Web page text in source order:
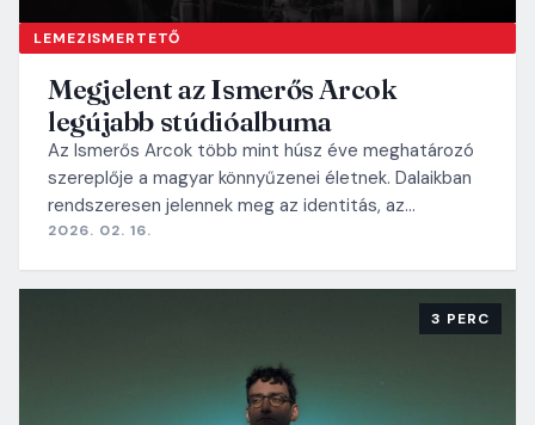
LEMEZISMERTETŐ
Megjelent az Ismerős Arcok
legújabb stúdióalbuma
Az Ismerős Arcok több mint húsz éve meghatározó
szereplője a magyar könnyűzenei életnek. Dalaikban
rendszeresen jelennek meg az identitás, az…
2026. 02. 16.
3 PERC